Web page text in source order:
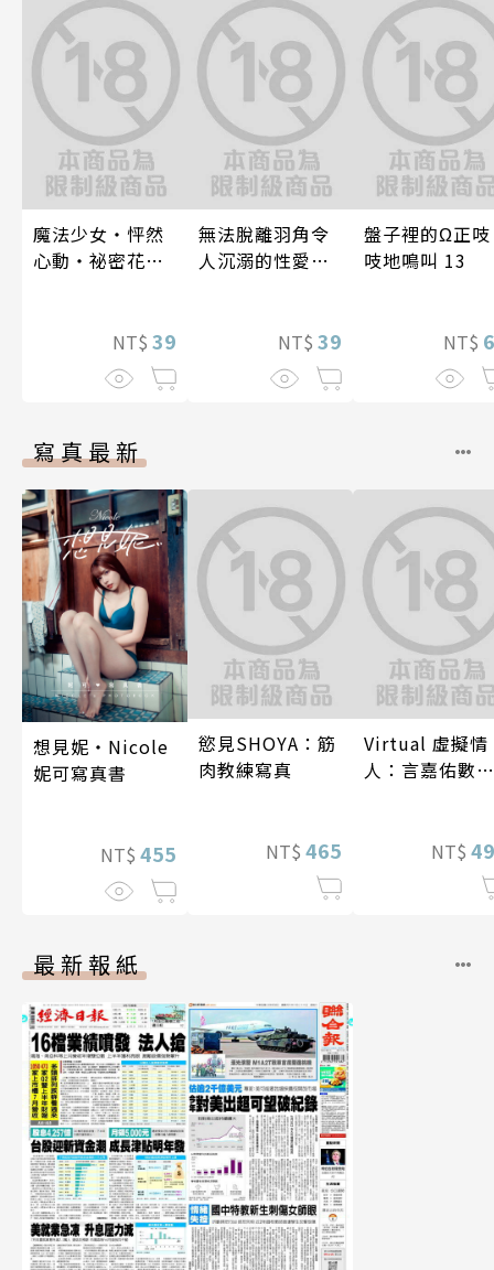
魔法少女・怦然
心動・祕密花招
NT$ 39
無法脫離羽角令
人沉溺的性愛～
漓的夜晚(第7話)
NT$ 39
盤子裡的Ω正吱
吱地鳴叫 13
NT$
寫真最新
想見妮‧Nicole
妮可寫真書
NT$ 455
慾見SHOYA：筋
肉教練寫真
NT$ 465
Virtual 虛擬情
人：言嘉佑數位
NT$
最新報紙